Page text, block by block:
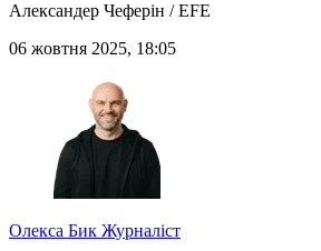
Александер Чеферін / EFE
06 жовтня 2025, 18:05
Олекса Бик Журналіст